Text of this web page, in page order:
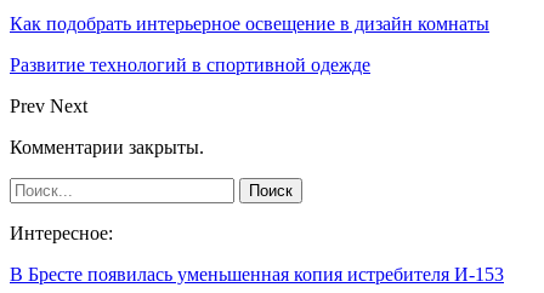
Как подобрать интерьерное освещение в дизайн комнаты
Развитие технологий в спортивной одежде
Prev Next
Комментарии закрыты.
Интересное:
В Бресте появилась уменьшенная копия истребителя И-153